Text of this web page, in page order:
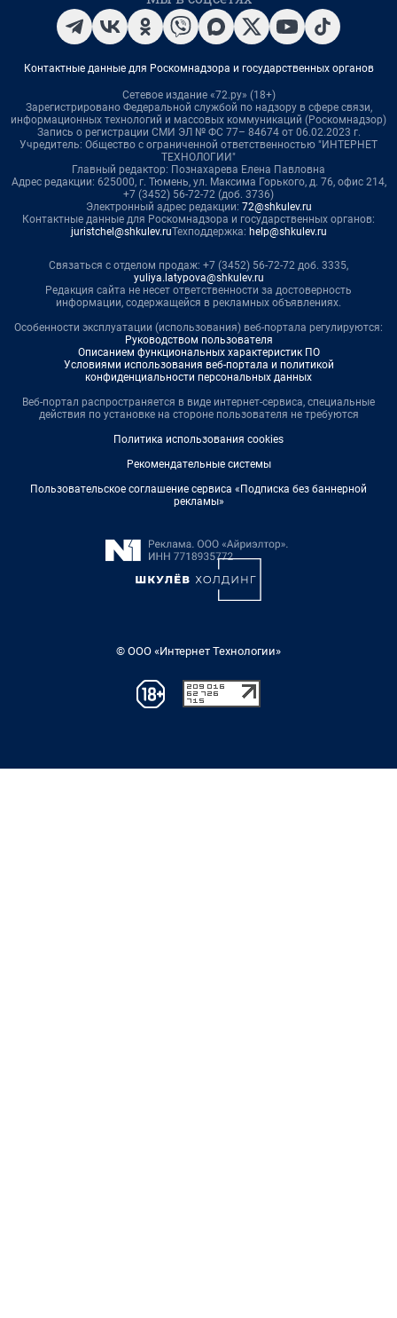
Контактные данные для Роскомнадзора и государственных органов
Сетевое издание «72.ру» (18+)
Зарегистрировано Федеральной службой по надзору в сфере связи,
информационных технологий и массовых коммуникаций (Роскомнадзор)
Запись о регистрации СМИ ЭЛ № ФС 77– 84674 от 06.02.2023 г.
Учредитель: Общество с ограниченной ответственностью "ИНТЕРНЕТ
ТЕХНОЛОГИИ"
Главный редактор: Познахарева Елена Павловна
Адрес редакции: 625000, г. Тюмень, ул. Максима Горького, д. 76, офис 214,
+7 (3452) 56-72-72 (доб. 3736)
Электронный адрес редакции: 72@shkulev.ru
Контактные данные для Роскомнадзора и государственных органов:
juristchel@shkulev.ruТехподдержка: help@shkulev.ru
Связаться с отделом продаж: +7 (3452) 56-72-72 доб. 3335,
yuliya.latypova@shkulev.ru
Редакция сайта не несет ответственности за достоверность
информации, содержащейся в рекламных объявлениях.
Особенности эксплуатации (использования) веб-портала регулируются:
Руководством пользователя
Описанием функциональных характеристик ПО
Условиями использования веб-портала и политикой
конфиденциальности персональных данных
Веб-портал распространяется в виде интернет-сервиса, специальные
действия по установке на стороне пользователя не требуются
Политика использования cookies
Рекомендательные системы
Пользовательское соглашение сервиса «Подписка без баннерной
рекламы»
© ООО «Интернет Технологии»